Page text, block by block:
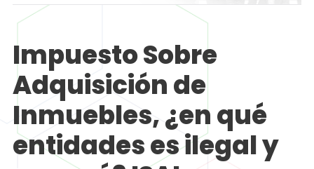
Impuesto Sobre
Adquisición de
Inmuebles, ¿en qué
entidades es ilegal y